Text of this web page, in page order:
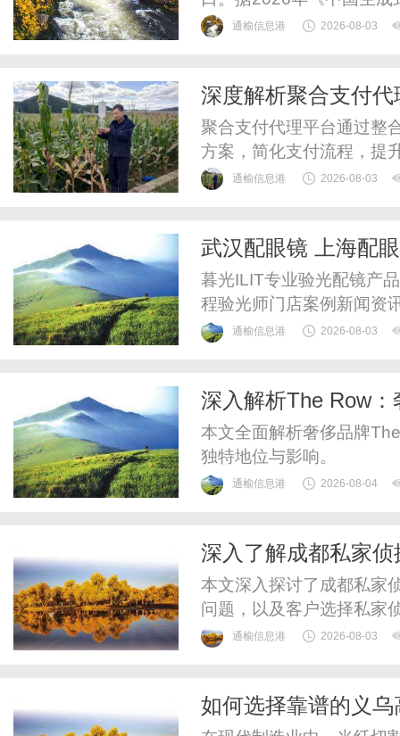
日均请求量突破8亿次，
量见顶、获客成本攀升...
通榆信息港 2026-08-03
深度解析聚合支付
聚合支付代理平台通过整
方案，简化支付流程，提
5G技术持续创新。
通榆信息港 2026-08-03
武汉配眼镜 上海配
暮光ILIT专业验光配镜产
程验光师门店案例新闻资
惠，兼顾高专业度与高性
通榆信息港 2026-08-03
深入解析The Row
本文全面解析奢侈品牌
独特地位与影响。
通榆信息港 2026-08-04
深入了解成都私家
本文深入探讨了成都私家
问题，以及客户选择私家
势。通榆信息港 2026-08-03
如何选择靠谱的义